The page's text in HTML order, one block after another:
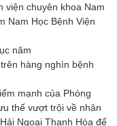
viện chuyên khoa Nam
Nam Học Bệnh Viện
năm
hàng nghìn bệnh
mạnh của Phòng
thế vượt trội về nhân
Ngoại Thanh Hóa để